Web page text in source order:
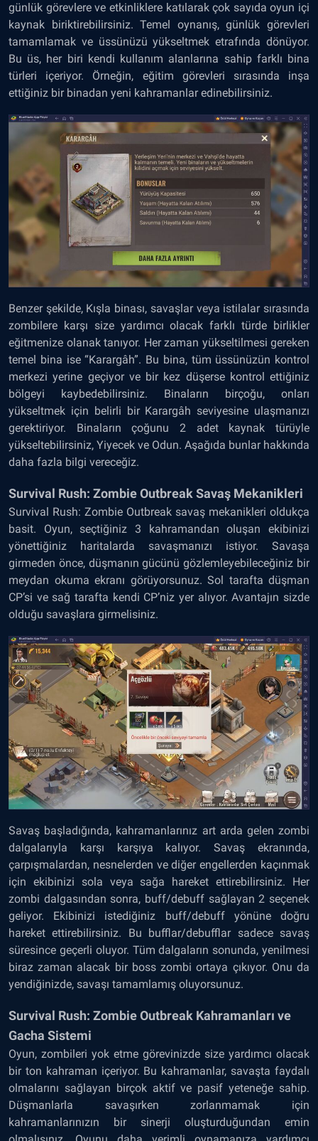
günlük görevlere ve etkinliklere katılarak çok sayıda oyun içi
kaynak biriktirebilirsiniz. Temel oynanış, günlük görevleri
tamamlamak ve üssünüzü yükseltmek etrafında dönüyor.
Bu üs, her biri kendi kullanım alanlarına sahip farklı bina
türleri içeriyor. Örneğin, eğitim görevleri sırasında inşa
ettiğiniz bir binadan yeni kahramanlar edinebilirsiniz.
Benzer şekilde, Kışla binası, savaşlar veya istilalar sırasında
zombilere karşı size yardımcı olacak farklı türde birlikler
eğitmenize olanak tanıyor. Her zaman yükseltilmesi gereken
temel bina ise “Karargâh”. Bu bina, tüm üssünüzün kontrol
merkezi yerine geçiyor ve bir kez düşerse kontrol ettiğiniz
bölgeyi kaybedebilirsiniz. Binaların birçoğu, onları
yükseltmek için belirli bir Karargâh seviyesine ulaşmanızı
gerektiriyor. Binaların çoğunu 2 adet kaynak türüyle
yükseltebilirsiniz, Yiyecek ve Odun. Aşağıda bunlar hakkında
daha fazla bilgi vereceğiz.
Survival Rush: Zombie Outbreak Savaş Mekanikleri
Survival Rush: Zombie Outbreak savaş mekanikleri oldukça
basit. Oyun, seçtiğiniz 3 kahramandan oluşan ekibinizi
yönettiğiniz haritalarda savaşmanızı istiyor. Savaşa
girmeden önce, düşmanın gücünü gözlemleyebileceğiniz bir
meydan okuma ekranı görüyorsunuz. Sol tarafta düşman
CP’si ve sağ tarafta kendi CP’niz yer alıyor. Avantajın sizde
olduğu savaşlara girmelisiniz.
Savaş başladığında, kahramanlarınız art arda gelen zombi
dalgalarıyla karşı karşıya kalıyor. Savaş ekranında,
çarpışmalardan, nesnelerden ve diğer engellerden kaçınmak
için ekibinizi sola veya sağa hareket ettirebilirsiniz. Her
zombi dalgasından sonra, buff/debuff sağlayan 2 seçenek
geliyor. Ekibinizi istediğiniz buff/debuff yönüne doğru
hareket ettirebilirsiniz. Bu bufflar/debufflar sadece savaş
süresince geçerli oluyor. Tüm dalgaların sonunda, yenilmesi
biraz zaman alacak bir boss zombi ortaya çıkıyor. Onu da
yendiğinizde, savaşı tamamlamış oluyorsunuz.
Survival Rush: Zombie Outbreak Kahramanları ve
Gacha Sistemi
Oyun, zombileri yok etme görevinizde size yardımcı olacak
bir ton kahraman içeriyor. Bu kahramanlar, savaşta faydalı
olmalarını sağlayan birçok aktif ve pasif yeteneğe sahip.
Düşmanlarla savaşırken zorlanmamak için
kahramanlarınızın bir sinerji oluşturduğundan emin